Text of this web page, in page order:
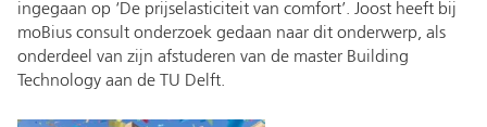
ingegaan op ‘De prijselasticiteit van comfort’. Joost heeft bij
moBius consult onderzoek gedaan naar dit onderwerp, als
onderdeel van zijn afstuderen van de master Building
Technology aan de TU Delft.